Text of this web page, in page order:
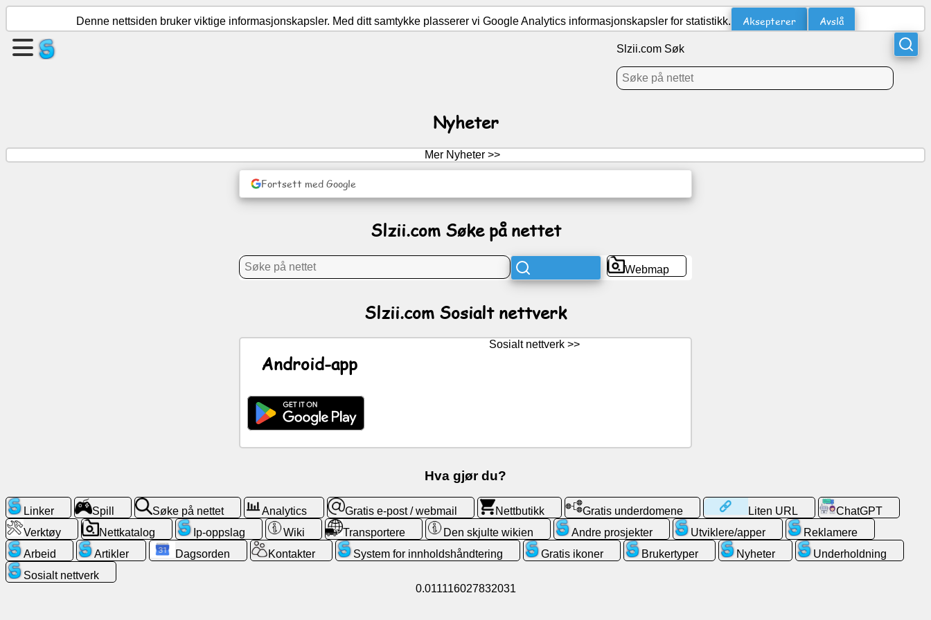
Opprett
Kontakter
Spill
Søke
på
Denne nettsiden bruker viktige informasjonskapsler. Med ditt samtykke plasserer vi Google Analytics informasjonskapsler for statistikk. Aksepterer Avslå
Slzii.com Søk
Nyheter
Mer Nyheter >>
Fortsett med Google
Slzii.com Søke på nettet
Webmap
Slzii.com Sosialt nettverk
Android-app
Sosialt nettverk >>
Hva gjør du?
Linker Spill Søke på nettet Analytics Gratis e-post / webmail Nettbutikk Gratis underdomene Liten URL
ChatGPT
Verktøy
Nettkatalog Ip-oppslag Wiki Transportere Den skjulte wikien Andre prosjekter Utviklere/apper
Reklamere
Arbeid
Artikler Dagsorden Kontakter System for innholdshåndtering Gratis ikoner Brukertyper Nyheter
Underholdning
Sosialt nettverk
0.011116027832031